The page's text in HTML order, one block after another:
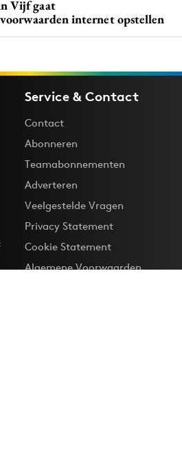
Vijf gaat
internet opstellen
Service & Contact
Contact
Abonneren
Teamabonnementen
Adverteren
Veelgestelde Vragen
Privacy Statement
Cookie Statement
Algemene Voorwaarden